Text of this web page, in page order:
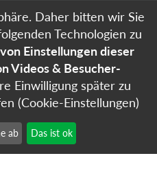
Daher bitten wir Sie
Technologien zu
Einstellungen dieser
Videos & Besucher-
Einwilligung später zu
(Cookie-Einstellungen)
ab Das ist ok